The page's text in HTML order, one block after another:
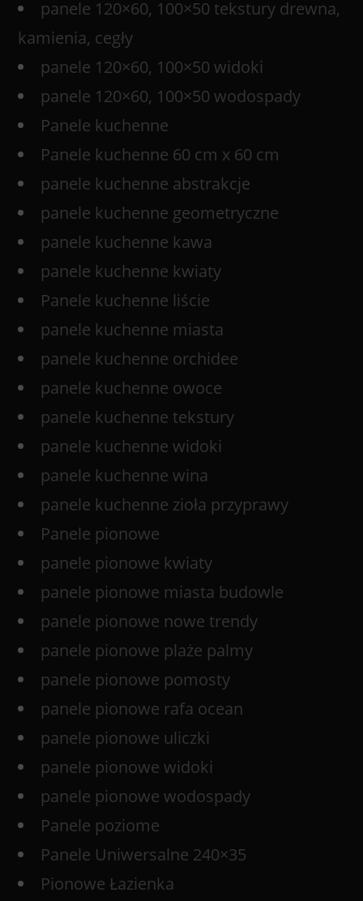
panele 120×60, 100×50 tekstury drewna,
kamienia, cegły
panele 120×60, 100×50 widoki
panele 120×60, 100×50 wodospady
Panele kuchenne
Panele kuchenne 60 cm x 60 cm
panele kuchenne abstrakcje
panele kuchenne geometryczne
panele kuchenne kawa
panele kuchenne kwiaty
Panele kuchenne liście
panele kuchenne miasta
panele kuchenne orchidee
panele kuchenne owoce
panele kuchenne tekstury
panele kuchenne widoki
panele kuchenne wina
panele kuchenne zioła przyprawy
Panele pionowe
panele pionowe kwiaty
panele pionowe miasta budowle
panele pionowe nowe trendy
panele pionowe plaże palmy
panele pionowe pomosty
panele pionowe rafa ocean
panele pionowe uliczki
panele pionowe widoki
panele pionowe wodospady
Panele poziome
Panele Uniwersalne 240×35
Pionowe Łazienka